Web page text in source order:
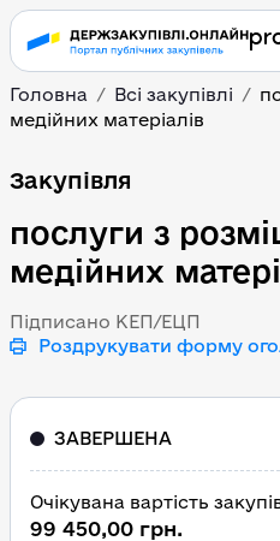
Головна Всі закупівлі
медійних матеріалів
послуги з
Закупівля
послуги з
медійних
Підписано КЕП/ЕЦП
Роздрукувати форму
ЗАВЕРШЕНА
Очікувана вартість
99 450,00 грн.